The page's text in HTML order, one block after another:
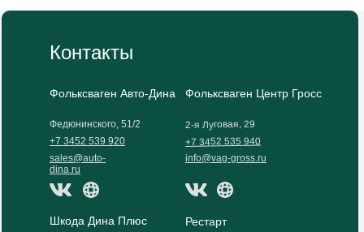
Контакты
Фольксваген Авто-Дина
Федюнинского, 51/2
+7 3452 539 920
sales@auto-
dina.ru
Фольксваген Центр Гросс
2-я Луговая, 29
+7 3452 535 940
info@vag-gross.ru
Шкода Дина Плюс Рестарт